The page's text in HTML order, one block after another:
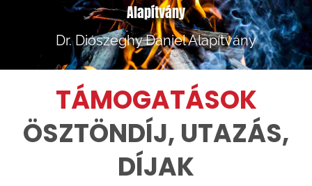
Alapítvány
Dr. Diószeghy Dániel Alapítvány
TÁMOGATÁSOK
ÖSZTÖNDÍJ, UTAZÁS,
DÍJAK